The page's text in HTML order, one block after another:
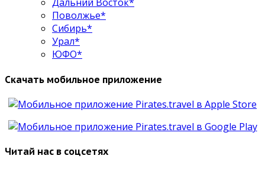
Поволжье*
Сибирь*
Урал*
ЮФО*
Скачать мобильное приложение
Читай нас в соцсетях